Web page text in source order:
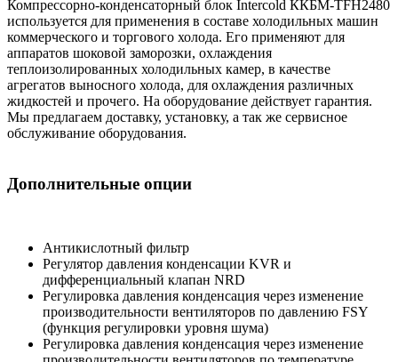
Компрессорно-конденсаторный блок Intercold ККБМ-TFH2480
используется для применения в составе холодильных машин
коммерческого и торгового холода. Его применяют для
аппаратов шоковой заморозки, охлаждения
теплоизолированных холодильных камер, в качестве
агрегатов выносного холода, для охлаждения различных
жидкостей и прочего. На оборудование действует гарантия.
Мы предлагаем доставку, установку, а так же сервисное
обслуживание оборудования.
Дополнительные опции
Антикислотный фильтр
Регулятор давления конденсации KVR и
дифференциальный клапан NRD
Регулировка давления конденсация через изменение
производительности вентиляторов по давлению FSY
(функция регулировки уровня шума)
Регулировка давления конденсация через изменение